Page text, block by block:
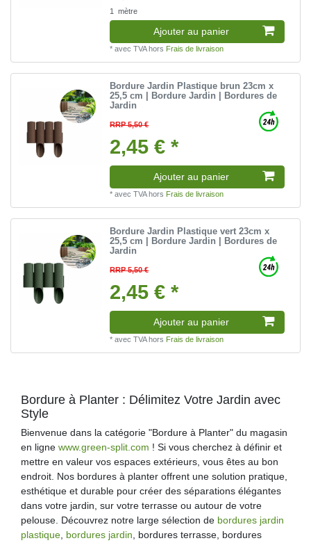
1 mètre
Ajouter au panier
*avec TVAhors Frais de livraison
Bordure Jardin Plastique brun 23cm x
25,5 cm | Bordure Jardin | Bordures de
Jardin
RRP 5,50 €
2,45 € *
Ajouter au panier
*avec TVAhors Frais de livraison
Bordure Jardin Plastique vert 23cm x
25,5 cm | Bordure Jardin | Bordures de
Jardin
RRP 5,50 €
2,45 € *
Ajouter au panier
*avec TVAhors Frais de livraison
Bordure à Planter : Délimitez Votre Jardin avec
Style
Bienvenue dans la catégorie "Bordure à Planter" du magasin
en ligne www.green-split.com ! Si vous cherchez à définir et
mettre en valeur vos espaces extérieurs, vous êtes au bon
endroit. Nos bordures à planter offrent une solution pratique,
esthétique et durable pour créer des séparations élégantes
dans votre jardin, sur votre terrasse ou autour de votre
pelouse. Découvrez notre large sélection de bordures jardin
plastique, bordures jardin, bordures terrasse, bordures